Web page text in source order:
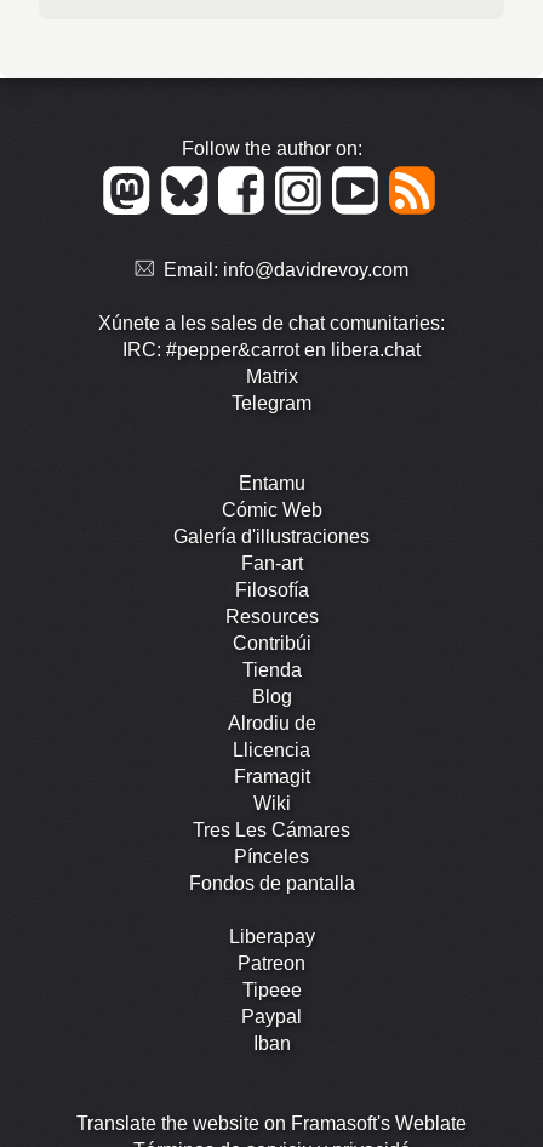
Follow the author on:
Email: info@davidrevoy.com
Xúnete a les sales de chat comunitaries:
IRC: #pepper&carrot en libera.chat
Matrix
Telegram
Entamu
Cómic Web
Galería d'illustraciones
Fan-art
Filosofía
Resources
Contribúi
Tienda
Blog
Alrodiu de
Llicencia
Framagit
Wiki
Tres Les Cámares
Pínceles
Fondos de pantalla
Liberapay
Patreon
Tipeee
Paypal
Iban
Translate the website on Framasoft's Weblate